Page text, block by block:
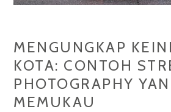
MENGUNGKAP
KOTA: CONTOH
PHOTOGRAPHY
MEMUKAU